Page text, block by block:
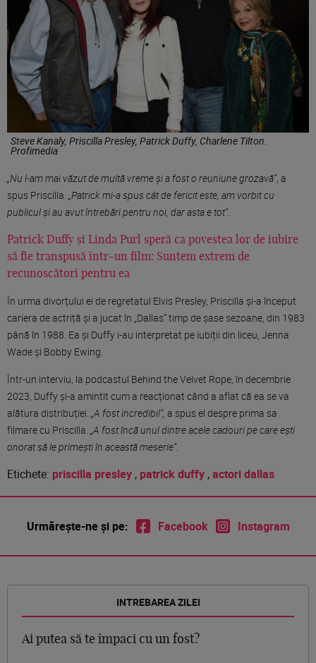
Steve Kanaly, Priscilla Presley, Patrick Duffy, Charlene Tilton.
Profimedia
„Nu l-am mai văzut de multă vreme și a fost o reuniune grozavă”, a
spus Priscilla. „Patrick mi-a spus cât de fericit este, am vorbit cu
publicul și au avut întrebări pentru noi, dar asta e tot".
Patrick Duffy și Linda Purl speră ca povestea lor de iubire
să fie transpusă într-un film: Suntem extrem de
recunoscători pentru ea
În urma divorțului ei de regretatul Elvis Presley, Priscilla și-a început
cariera de actriță și a jucat în „Dallas” timp de șase sezoane, din 1983
până în 1988. Ea și Duffy i-au interpretat pe iubiții din liceu, Jenna
Wade și Bobby Ewing.
Într-un interviu, la podcastul Behind the Velvet Rope, în decembrie
2023, Duffy și-a amintit cum a reacționat când a aflat că ea se va
alătura distribuției. „A fost incredibil”, a spus el despre prima sa
filmare cu Priscilla. „A fost încă unul dintre acele cadouri pe care ești
onorat să le primești în această meserie”.
Etichete: priscilla presley , patrick duffy ,actori dallas
Urmărește-ne și pe: Facebook Instagram
INTREBAREA ZILEI
Ai putea să te împaci cu un fost?